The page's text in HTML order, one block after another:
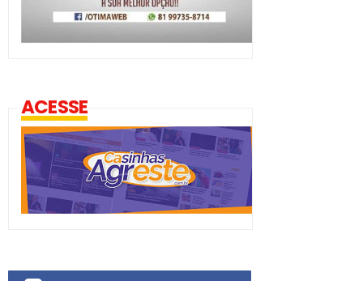
ACESSE